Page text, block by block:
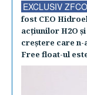
EXCLUSIV
fost CEO
acţiunilor H2O
creştere care
Free float-ul